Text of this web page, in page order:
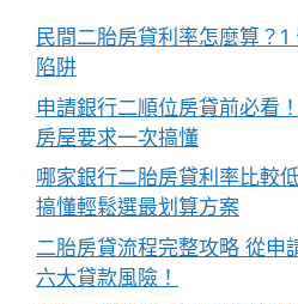
民間二胎房貸利率怎麼算？1
陷阱
申請銀行二順位房貸前必看
房屋要求一次搞懂
哪家銀行二胎房貸利率比較
搞懂輕鬆選最划算方案
二胎房貸流程完整攻略 從申
六大貸款風險！